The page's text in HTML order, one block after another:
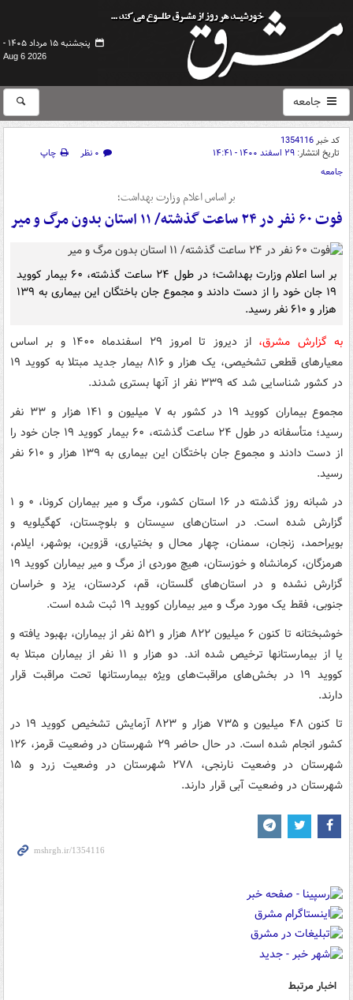
پنجشنبه ۱۵ مرداد ۱۴۰۵ -
Aug 6 2026
جامعه
کد خبر1354116
تاریخ انتشار: ۲۹ اسفند ۱۴۰۰ - ۱۴:۴۱ ۰ نظر
چاپ
جامعه
بر اساس اعلام وزارت بهداشت؛
فوت ۶۰ نفر در ۲۴ ساعت گذشته/ ۱۱ استان بدون مرگ و میر
بر اسا اعلام وزارت بهداشت؛ در طول ۲۴ ساعت گذشته، ۶۰ بیمار کووید
۱۹ جان خود را از دست دادند و مجموع جان باختگان این بیماری به ۱۳۹
هزار و ۶۱۰ نفر رسید.
به گزارش مشرق،
از دیروز تا امروز ۲۹ اسفندماه ۱۴۰۰ و بر اساس
معیارهای قطعی تشخیصی، یک هزار و ۸۱۶ بیمار جدید مبتلا به کووید ۱۹
در کشور شناسایی شد که ۳۳۹ نفر از آنها بستری شدند.
مجموع بیماران کووید ۱۹ در کشور به ۷ میلیون و ۱۴۱ هزار و ۳۳ نفر
رسید؛ متأسفانه در طول ۲۴ ساعت گذشته، ۶۰ بیمار کووید ۱۹ جان خود را
از دست دادند و مجموع جان باختگان این بیماری به ۱۳۹ هزار و ۶۱۰ نفر
رسید.
در شبانه روز گذشته در ۱۶ استان کشور، مرگ و میر بیماران کرونا، ۰ و ۱
گزارش شده است. در استان‌های سیستان و بلوچستان، کهگیلویه و
بویراحمد، زنجان، سمنان، چهار محال و بختیاری، قزوین، بوشهر، ایلام،
هرمزگان، کرمانشاه و خوزستان، هیچ موردی از مرگ و میر بیماران کووید ۱۹
گزارش نشده و در استان‌های گلستان، قم، کردستان، یزد و خراسان
جنوبی، فقط یک مورد مرگ و میر بیماران کووید ۱۹ ثبت شده است.
خوشبختانه تا کنون ۶ میلیون ۸۲۲ هزار و ۵۲۱ نفر از بیماران، بهبود یافته و
یا از بیمارستانها ترخیص شده اند. دو هزار و ۱۱ نفر از بیماران مبتلا به
کووید ۱۹ در بخش‌های مراقبت‌های ویژه بیمارستانها تحت مراقبت قرار
دارند.
تا کنون ۴۸ میلیون و ۷۳۵ هزار و ۸۲۳ آزمایش تشخیص کووید ۱۹ در
کشور انجام شده است. در حال حاضر ۲۹ شهرستان در وضعیت قرمز، ۱۲۶
شهرستان در وضعیت نارنجی، ۲۷۸ شهرستان در وضعیت زرد و ۱۵
شهرستان در وضعیت آبی قرار دارند.
اخبار مرتبط